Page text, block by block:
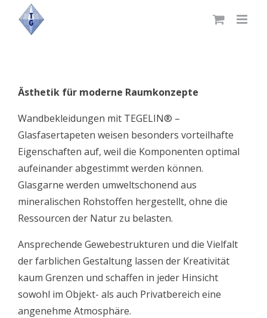
Ästhetik für moderne Raumkonzepte
Wandbekleidungen mit TEGELIN® –
Glasfasertapeten weisen besonders vorteilhafte
Eigenschaften auf, weil die Komponenten optimal
aufeinander abgestimmt werden können.
Glasgarne werden umweltschonend aus
mineralischen Rohstoffen hergestellt, ohne die
Ressourcen der Natur zu belasten.
Ansprechende Gewebestrukturen und die Vielfalt
der farblichen Gestaltung lassen der Kreativität
kaum Grenzen und schaffen in jeder Hinsicht
sowohl im Objekt- als auch Privatbereich eine
angenehme Atmosphäre.